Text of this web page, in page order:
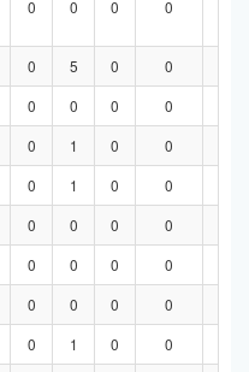
0 0 0 0
0 5 0 0
0 0 0 0
0 1 0 0
0 1 0 0
0 0 0 0
0 0 0 0
0 0 0 0
0 1 0 0